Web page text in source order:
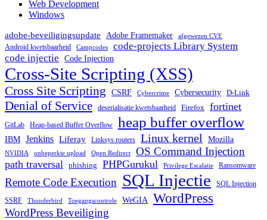
Web Development
Windows
adobe-beveiligingsupdate Adobe Framemaker afgewezen CVE
Android kwetsbaarheid Campcodes
code-projects Library System
code injectie
Code Injection
Cross-Site Scripting (XSS)
Cross Site Scripting CSRF Cybercrime Cybersecurity D-Link
Denial of Service deserialisatie kwetsbaarheid Firefox fortinet
GitLab Heap-based Buffer Overflow heap buffer overflow
IBM Jenkins Liferay Linksys routers Linux kernel Mozilla
NVIDIA onbeperkte upload Open Redirect OS Command Injection
path traversal phishing PHPGurukul Privilege Escalatie Ransomware
Remote Code Execution SQL Injectie SQL Injection
SSRF Thunderbird Toegangscontrole WeGIA WordPress
WordPress Beveiliging